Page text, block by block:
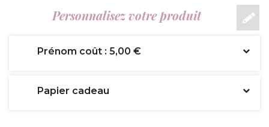
Personnalisez votre produit
Prénom coût : 5,00 €
Papier cadeau